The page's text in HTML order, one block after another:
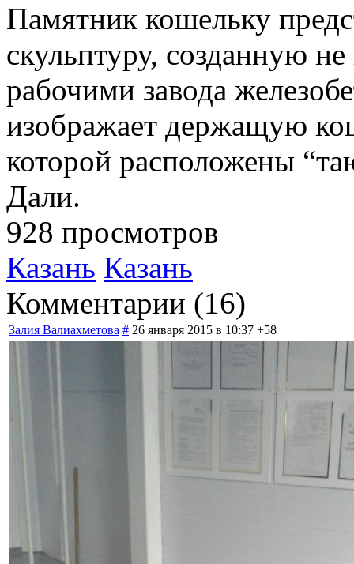
Памятник кошельку
скульптуру, созданную
рабочими завода
изображает держащую
которой расположены
Дали.
928 просмотров
Казань Казань
Комментарии (16)
Залия Валиахметова # 26 января 2015 в 10:37 +58